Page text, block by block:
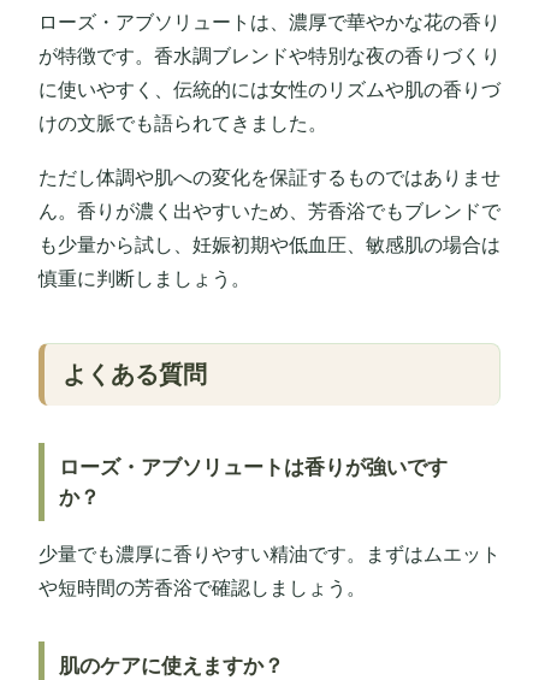
ローズ・アブソリュートは、濃厚で華やかな花の香り
が特徴です。香水調ブレンドや特別な夜の香りづくり
に使いやすく、伝統的には女性のリズムや肌の香りづ
けの文脈でも語られてきました。
ただし体調や肌への変化を保証するものではありませ
ん。香りが濃く出やすいため、芳香浴でもブレンドで
も少量から試し、妊娠初期や低血圧、敏感肌の場合は
慎重に判断しましょう。
よくある質問
ローズ・アブソリュートは香りが強いです
か？
少量でも濃厚に香りやすい精油です。まずはムエット
や短時間の芳香浴で確認しましょう。
肌のケアに使えますか？